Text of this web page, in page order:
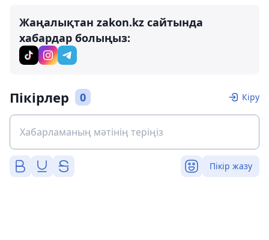
Жаңалықтан zakon.kz сайтында
хабардар болыңыз:
Пікірлер 0 Кіру
Пікір жазу